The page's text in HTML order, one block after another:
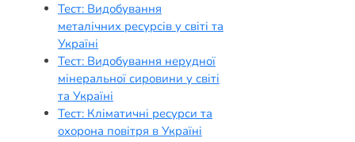
Тест: Видобування
металічних ресурсів у світі та
Україні
Тест: Видобування нерудної
мінеральної сировини у світі
та Україні
Тест: Кліматичні ресурси та
охорона повітря в Україні